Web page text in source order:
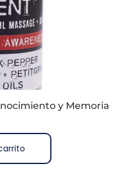
y Memoria